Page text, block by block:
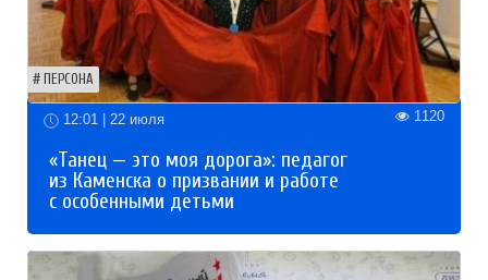
ПЕРСОНА
12:01 | 22 июля 1120
«Танец — это моя дорога»: педагог
из Каменска о призвании и работе
с особенными детьми